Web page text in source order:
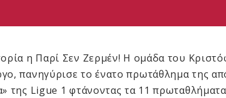
η Παρί Σεν Ζερμέν! Η ομάδα του
πανηγύρισε το ένατο πρωτάθλημα της
της Ligue 1 φτάνοντας τα 11